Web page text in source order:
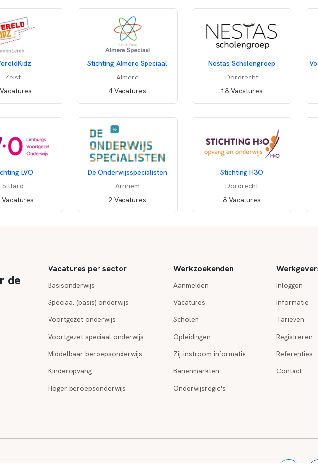
Zeist
Stichting Almere Speciaal
Almere
4 Vacatures
Nestas Scholengroep
Dordrecht
18 Vacatures
LVO
Sittard
Vacatures
De Onderwijsspecialisten
Arnhem
2 Vacatures
Stichting H3O
Dordrecht
8 Vacatures
de
Vacatures per sector
Basisonderwijs
Speciaal (basis) onderwijs
Voortgezet onderwijs
Voortgezet speciaal onderwijs
Middelbaar beroepsonderwijs
Kinderopvang
Hoger beroepsonderwijs
Werkzoekenden
Aanmelden
Vacatures
Scholen
Opleidingen
Zij-instroom informatie
Banenmarkten
Onderwijsregio's
Inloggen
Informatie
Tarieven
Registreren
Referenties
Contact